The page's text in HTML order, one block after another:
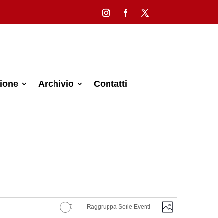
Archivio Contatti
Viste
Evento
Foto
Raggruppa Serie Eventi